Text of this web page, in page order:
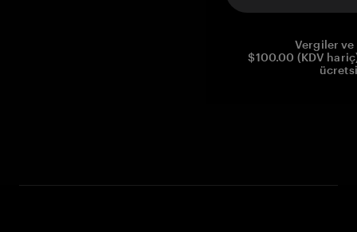
Vergiler
$100.00 (KDV